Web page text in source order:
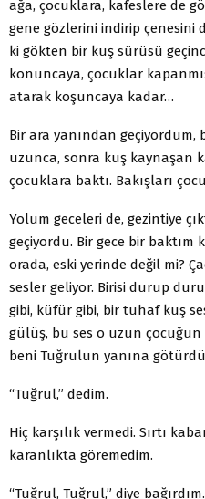
ağa, çocuklara, kafeslere de
gene gözlerini indirip
ki gökten bir kuş sürüsü
konuncaya, çocuklar
atarak koşuncaya kadar…
Bir ara yanından geçiyordum,
uzunca, sonra kuş kaynaşan
çocuklara baktı. Bakışları
Yolum geceleri de, gezintiye
geçiyordu. Bir gece bir baktım
orada, eski yerinde değil mi?
sesler geliyor. Birisi durup
gibi, küfür gibi, bir tuhaf kuş
gülüş, bu ses o uzun çocuğun
beni Tuğrulun yanına
“Tuğrul,” dedim.
Hiç karşılık vermedi. Sırtı
karanlıkta göremedim.
“Tuğrul, Tuğrul,” diye bağırdım.